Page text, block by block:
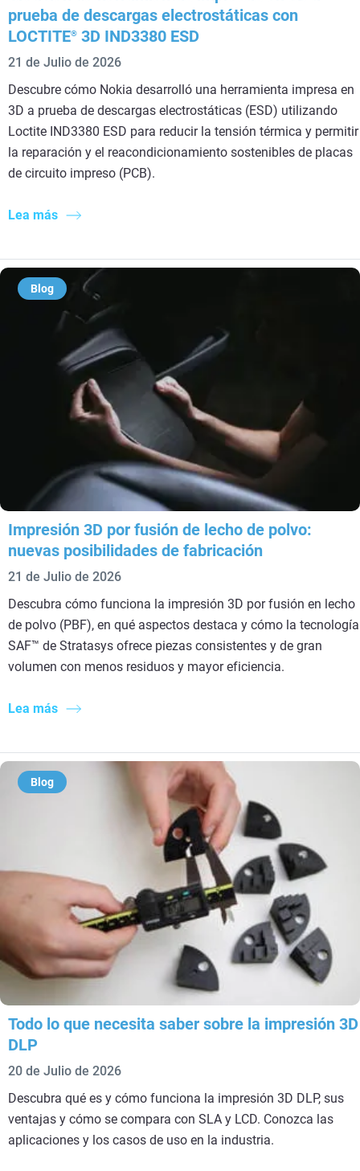
prueba de descargas electrostáticas con
LOCTITE® 3D IND3380 ESD
21 de Julio de 2026
Descubre cómo Nokia desarrolló una herramienta impresa en
3D a prueba de descargas electrostáticas (ESD) utilizando
Loctite IND3380 ESD para reducir la tensión térmica y permitir
la reparación y el reacondicionamiento sostenibles de placas
de circuito impreso (PCB).
Lea más
Blog
Impresión 3D por fusión de lecho de polvo:
nuevas posibilidades de fabricación
21 de Julio de 2026
Descubra cómo funciona la impresión 3D por fusión en lecho
de polvo (PBF), en qué aspectos destaca y cómo la tecnología
SAF™ de Stratasys ofrece piezas consistentes y de gran
volumen con menos residuos y mayor eficiencia.
Lea más
Blog
Todo lo que necesita saber sobre la impresión 3D
DLP
20 de Julio de 2026
Descubra qué es y cómo funciona la impresión 3D DLP, sus
ventajas y cómo se compara con SLA y LCD. Conozca las
aplicaciones y los casos de uso en la industria.